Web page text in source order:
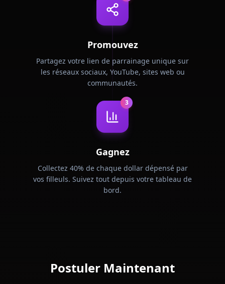
Promouvez
Partagez votre lien de parrainage unique sur
les réseaux sociaux, YouTube, sites web ou
communautés.
3
Gagnez
Collectez 40% de chaque dollar dépensé par
vos filleuls. Suivez tout depuis votre tableau de
bord.
Postuler Maintenant